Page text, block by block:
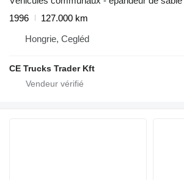
1996
127.000 km
Hongrie, Cegléd
CE Trucks Trader Kft